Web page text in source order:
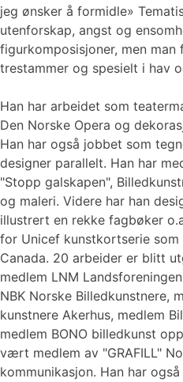
jeg ønsker å formidle»
utenforskap, angst og
figurkomposisjoner, men man
trestammer og spesielt i hav
Han har arbeidet som
Den Norske Opera og
Han har også jobbet som
designer parallelt. Han har
"Stopp galskapen",
og maleri. Videre har han
illustrert en rekke fagbøker
for Unicef kunstkortserie
Canada. 20 arbeider er blitt
medlem LNM
NBK Norske Billedkunstnere,
kunstnere Akerhus, medlem
medlem BONO billedkunst
vært medlem av "GRAFILL"
kommunikasjon. Han har